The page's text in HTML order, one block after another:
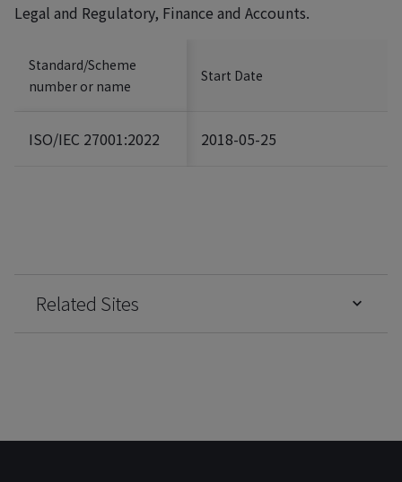
Legal and Regulatory, Finance and Accounts.
Standard/Scheme
number or name
Start Date
ISO/IEC 27001:2022 2018-05-25
Related Sites